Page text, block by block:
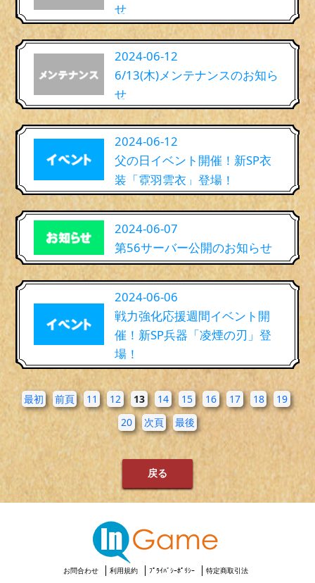
せ
2024-06-12
6/13(木)メンテナンスのお知ら
せ
2024-06-12
父の日イベント開催！新SP衣
装「霓羽雲衣」登場！
2024-06-07
第56サーバー公開のお知らせ
2024-06-06
戦力強化応援週間イベント開
催！新SP兵器「凌煙の刃」登
場！
最初 前頁 11 12 13 14 15 16 17 18
19
20
次頁 最後
戻る
お問合わせ 利用規約 ﾌﾟﾗｲﾊﾞｼｰﾎﾟﾘｼｰ 特定商取引法